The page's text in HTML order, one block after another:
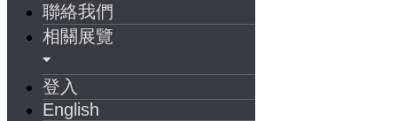
聯絡我們
相關展覽
登入
English